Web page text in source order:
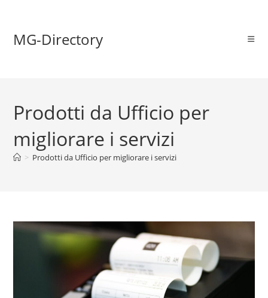
MG-Directory
Prodotti da Ufficio per
migliorare i servizi
> Prodotti da Ufficio per migliorare i servizi